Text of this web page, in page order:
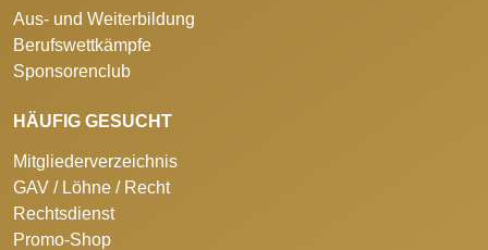
Aus- und Weiterbildung
Berufswettkämpfe
Sponsorenclub
HÄUFIG GESUCHT
Mitgliederverzeichnis
GAV / Löhne / Recht
Rechtsdienst
Promo-Shop